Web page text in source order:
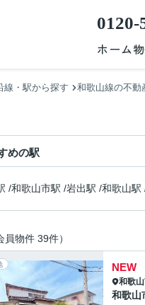
0120-
ホーム
線・駅から探す 和歌山線の不動
めの駅
/和歌山市駅 /岩出駅 /和歌山駅
員物件 39件）
NEW
和歌
和歌